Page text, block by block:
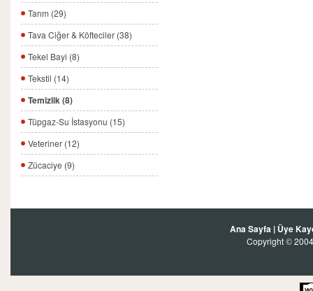
Tarım (29)
Tava Ciğer & Köfteciler (38)
Tekel Bayi (8)
Tekstil (14)
Temizlik (8)
Tüpgaz-Su İstasyonu (15)
Veteriner (12)
Zücaciye (9)
Ana Sayfa | Üye
Copyright ©